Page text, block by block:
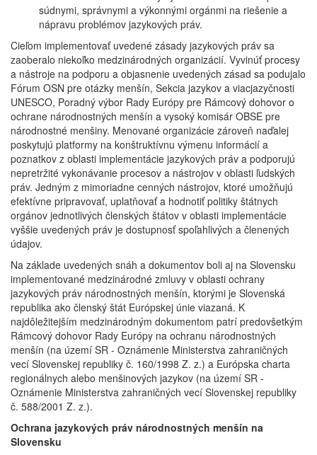
súdnymi, správnymi a výkonnými orgánmi na riešenie a
nápravu problémov jazykových práv.
Cieľom implementovať uvedené zásady jazykových práv sa
zaoberalo niekoľko medzinárodných organizácií. Vyvinúť procesy
a nástroje na podporu a objasnenie uvedených zásad sa podujalo
Fórum OSN pre otázky menšín, Sekcia jazykov a viacjazyčnosti
UNESCO, Poradný výbor Rady Európy pre Rámcový dohovor o
ochrane národnostných menšín a vysoký komisár OBSE pre
národnostné menšiny. Menované organizácie zároveň naďalej
poskytujú platformy na konštruktívnu výmenu informácií a
poznatkov z oblasti implementácie jazykových práv a podporujú
nepretržité vykonávanie procesov a nástrojov v oblasti ľudských
práv. Jedným z mimoriadne cenných nástrojov, ktoré umožňujú
efektívne pripravovať, uplatňovať a hodnotiť politiky štátnych
orgánov jednotlivých členských štátov v oblasti implementácie
vyššie uvedených práv je dostupnosť spoľahlivých a členených
údajov.
Na základe uvedených snáh a dokumentov boli aj na Slovensku
implementované medzinárodné zmluvy v oblasti ochrany
jazykových práv národnostných menšín, ktorými je Slovenská
republika ako členský štát Európskej únie viazaná. K
najdôležitejším medzinárodným dokumentom patrí predovšetkým
Rámcový dohovor Rady Európy na ochranu národnostných
menšín (na území SR - Oznámenie Ministerstva zahraničných
vecí Slovenskej republiky č. 160/1998 Z. z.) a Európska charta
regionálnych alebo menšinových jazykov (na území SR -
Oznámenie Ministerstva zahraničných vecí Slovenskej republiky
č. 588/2001 Z. z.).
Ochrana jazykových práv národnostných menšín na
Slovensku